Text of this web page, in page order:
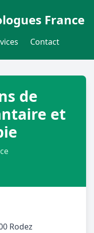
France
Contact
de
et
Rodez